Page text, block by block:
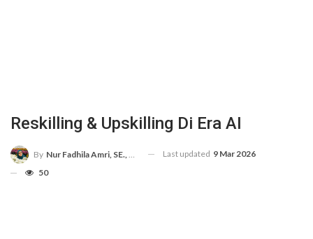
Reskilling & Upskilling Di Era AI
By Nur Fadhila Amri, SE., Ak., M.Si Last updated 9 Mar 2026
50